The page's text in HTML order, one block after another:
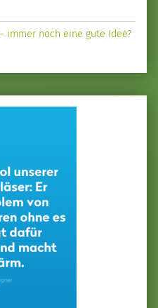
immer noch eine gute Idee?